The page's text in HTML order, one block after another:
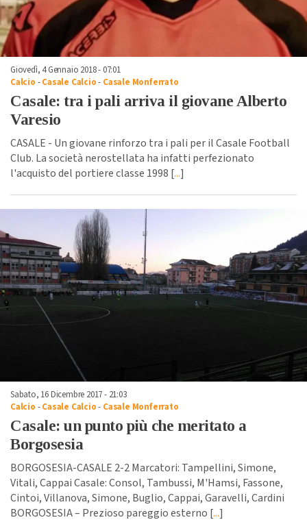
Giovedì, 4 Gennaio 2018 - 07:01
Calcio -Casale Calcio- Casale Monferrato
Casale: tra i pali arriva il giovane Alberto
Varesio
CASALE - Un giovane rinforzo tra i pali per il Casale Football
Club. La società nerostellata ha infatti perfezionato
l'acquisto del portiere classe 1998 [...]
Sabato, 16 Dicembre 2017 - 21:03
Calcio -Casale Calcio- Casale Monferrato
Casale: un punto più che meritato a
Borgosesia
BORGOSESIA-CASALE 2-2 Marcatori: Tampellini, Simone,
Vitali, Cappai Casale: Consol, Tambussi, M'Hamsi, Fassone,
Cintoi, Villanova, Simone, Buglio, Cappai, Garavelli, Cardini
BORGOSESIA – Prezioso pareggio esterno [...]